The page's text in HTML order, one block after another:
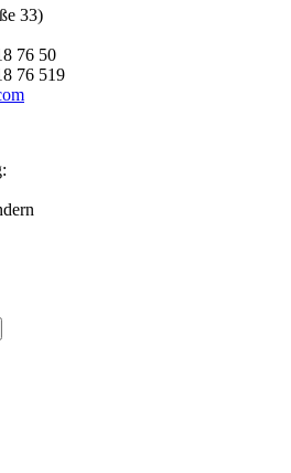
33)
76 50
76 519